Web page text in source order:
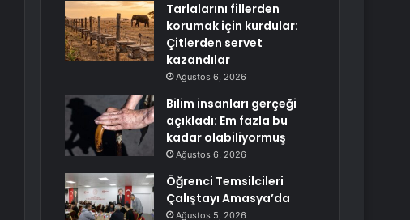
Tarlalarını fillerden
korumak için kurdular:
Çitlerden servet
kazandılar
Ağustos 6, 2026
Bilim insanları gerçeği
açıkladı: Em fazla bu
kadar olabiliyormuş
Ağustos 6, 2026
Öğrenci Temsilcileri
Çalıştayı Amasya’da
Ağustos 5, 2026